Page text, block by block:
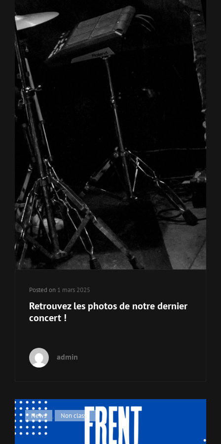
Posted on 1 mars 2025
Retrouvez les photos de notre dernier
concert !
admin
Cat
Links
News , Non classé